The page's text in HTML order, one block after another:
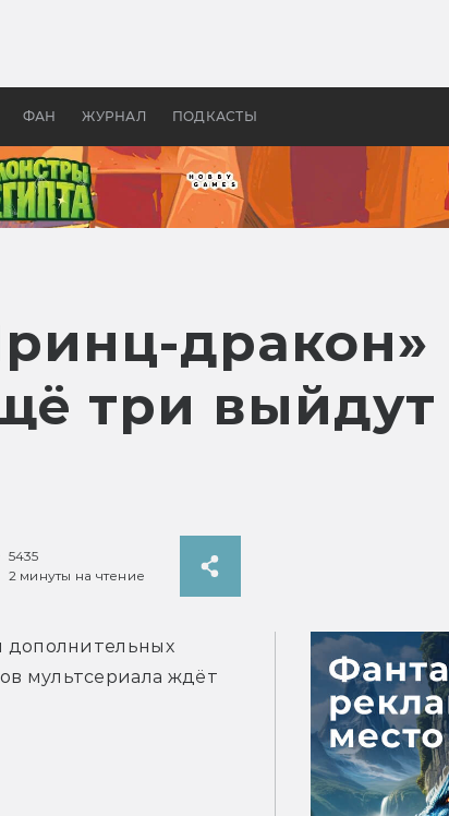
ФАН ЖУРНАЛ ПОДКАСТЫ
Древней Грецией
дракон»
три выйдут
5435
2 минуты на чтение
дополнительных
мультсериала ждёт